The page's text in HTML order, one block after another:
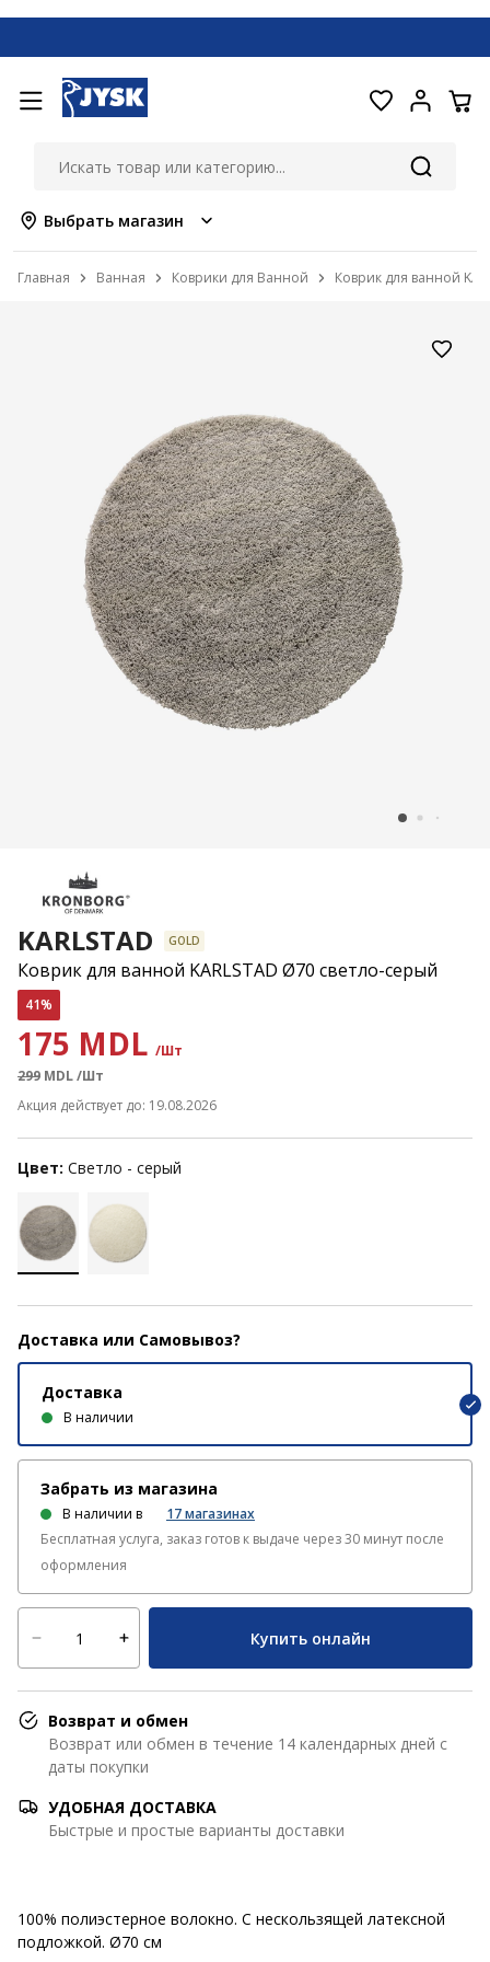
Выбрать магазин
Главная Ванная Коврики для Ванной Коврик для ванной
KARLSTAD GOLD
Коврик для ванной KARLSTAD Ø70 светло-серый
41%
175 MDL /Шт
299 MDL/Шт
Акция действует до: 19.08.2026
Цвет: Светло - серый
Доставка или Самовывоз?
Доставка
В наличии
Забрать из магазина
В наличии в 17магазинах
Бесплатная услуга, заказ готов к выдаче через 30 минут после
оформления
Купить онлайн
Возврат и обмен
Возврат или обмен в течение 14 календарных дней с
даты покупки
УДОБНАЯ ДОСТАВКА
Быстрые и простые варианты доставки
100% полиэстерное волокно. С нескользящей латексной
подложкой. Ø70 см